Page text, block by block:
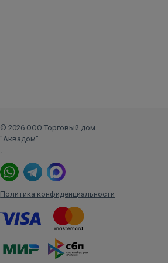
© 2026 ООО Торговый дом
"Аквадом".
.
Политика конфиденциальности